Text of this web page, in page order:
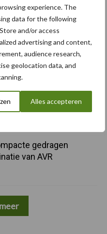
experience. The
data for the following
and/or access
advertising and content,
audience research,
geolocation data, and
Alles accepteren
breidt uit naar
gamma
bulldozers uit
6 knikdumper legt
hoger
gedragen
van AVR